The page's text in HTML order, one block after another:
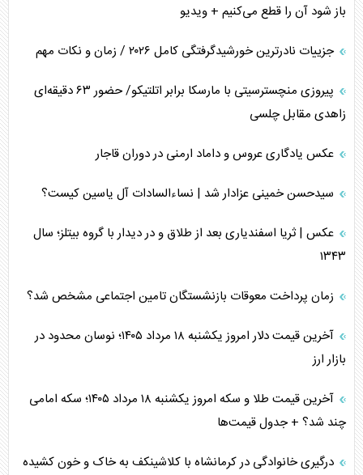
باز شود آن را قطع می‌کنیم + ویدیو
جزییات نادرترین خورشیدگرفتگی کامل ۲۰۲۶ / زمان و نکات مهم
پیروزی منچسترسیتی با مارسکا برابر اتلتیکو/ حضور ۶۳ دقیقه‌ای
زاهدی مقابل چلسی
عکس یادگاری عروس و داماد ارمنی در دوران قاجار
سیدحسن خمینی عزادار شد | نساءالسادات آل یاسین کیست؟
عکس | ثریا اسفندیاری بعد از طلاق و در دیدار با گروه بیتلز؛ سال
۱۳۴۳
زمان پرداخت معوقات بازنشستگان تامین اجتماعی مشخص شد؟
آخرین قیمت دلار امروز یکشنبه ۱۸ مرداد ۱۴۰۵؛ نوسان محدود در
بازار ارز
آخرین قیمت طلا و سکه امروز یکشنبه ۱۸ مرداد ۱۴۰۵؛ سکه امامی
چند شد؟ + جدول قیمت‌ها
درگیری خانوادگی در کرمانشاه با کلاشینکف به خاک و خون کشیده